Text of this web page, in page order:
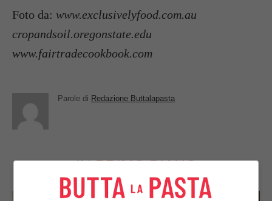
Foto da: www.exclusivelyfood.com.au
cropandsoil.oregonstate.edu
www.fairtradecookbook.com
Parole di Redazione Buttalapasta
IN PRIMO PIANO